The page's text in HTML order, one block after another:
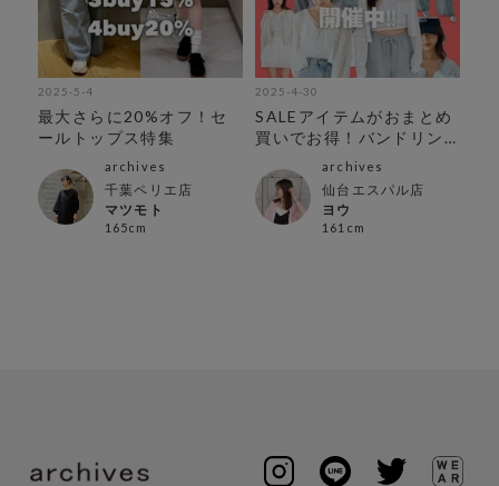
2025-5-4
最大さらに20%オフ！セ
ールトップス特集
archives
千葉ペリエ店
マツモト
165cm
2025-4-30
SALEアイテムがおまとめ
買いでお得！バンドリン
グセール開催中！
archives
仙台エスパル店
ヨウ
161cm